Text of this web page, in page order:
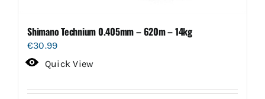
Shimano Technium 0.405mm – 620m – 14kg
€30.99
Quick View